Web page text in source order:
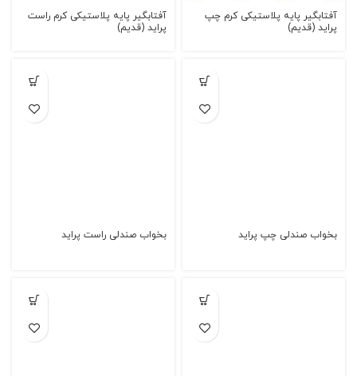
آفتابگیر پایه پلاستیکی کرم چپ
پراید (قدیم)
آفتابگیر پايه پلاستیکی کرم راست
پراید (قدیم)
بخواب صندلی چپ پراید بخواب صندلی راست پراید